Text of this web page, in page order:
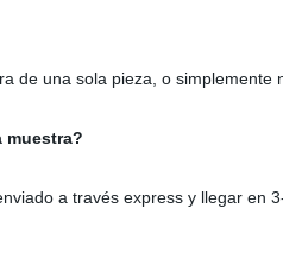
una sola pieza, o simplemente
muestra?
a través express y llegar en